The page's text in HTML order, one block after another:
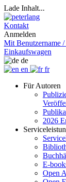
Lade Inhalt...
Kontakt
Anmelden
Mit Benutzername
Einkaufswagen
de
en
fr
Für Autoren
2026
E-
Open